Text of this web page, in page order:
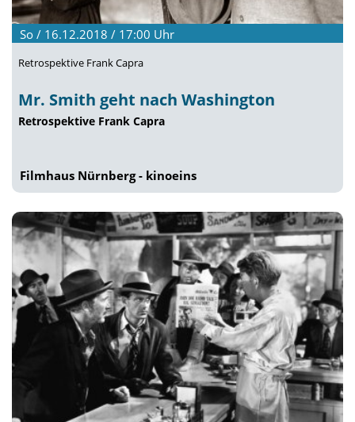
So / 16.12.2018 / 17:00 Uhr
Retrospektive Frank Capra
Mr. Smith geht nach Washington
Retrospektive Frank Capra
Filmhaus Nürnberg - kinoeins